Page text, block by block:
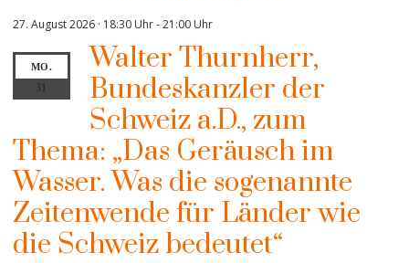
27. August 2026 · 18:30 Uhr-21:00 Uhr
MO.
31
Walter Thurnherr,
Bundeskanzler der
Schweiz a.D., zum
Thema: „Das Geräusch im
Wasser. Was die sogenannte
Zeitenwende für Länder wie
die Schweiz bedeutet“